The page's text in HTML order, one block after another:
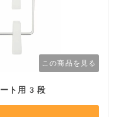
この商品を見る
ート用3段